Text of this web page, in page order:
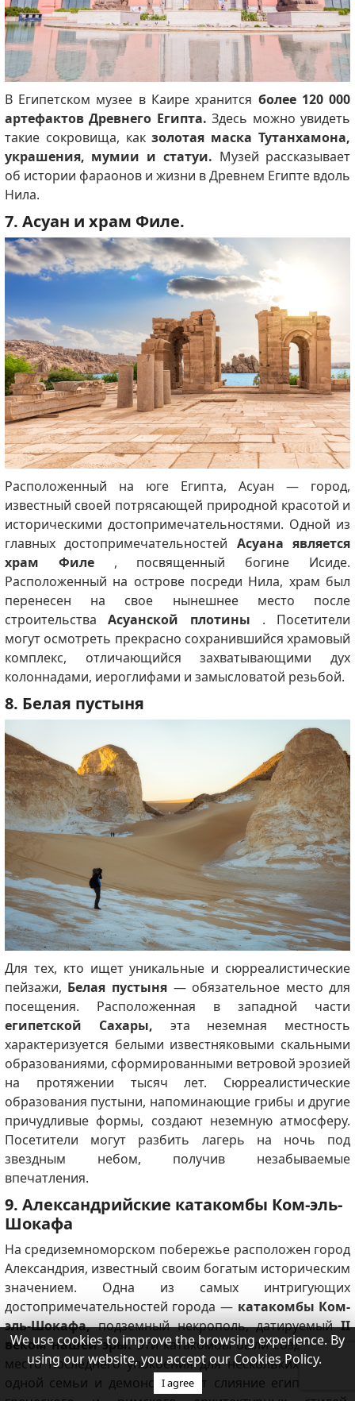
В Египетском музее в Каире хранится более 120 000
артефактов Древнего Египта. Здесь можно увидеть
такие сокровища, какзолотая маска Тутанхамона,
украшения, мумии и статуи. Музей рассказывает
об истории фараонов и жизни в Древнем Египте вдоль
Нила.
7. Асуан и храм Филе.
Расположенный на юге Египта, Асуан — город,
известный своей потрясающей природной красотой и
историческими достопримечательностями. Одной из
главных достопримечательностей Асуана является
храм Филе, посвященный богине Исиде.
Расположенный на острове посреди Нила, храм был
перенесен на свое нынешнее место после
строительстваАсуанской плотины . Посетители
могут осмотреть прекрасно сохранившийся храмовый
комплекс, отличающийся захватывающими дух
колоннадами, иероглифами и замысловатой резьбой.
8. Белая пустыня
Для тех, кто ищет уникальные и сюрреалистические
пейзажи, Белая пустыня— обязательное место для
посещения. Расположенная в западной части
египетской Сахары, эта неземная местность
характеризуется белыми известняковыми скальными
образованиями, сформированными ветровой эрозией
на протяжении тысяч лет. Сюрреалистические
образования пустыни, напоминающие грибы и другие
причудливые формы, создают неземную атмосферу.
Посетители могут разбить лагерь на ночь под
звездным небом, получив незабываемые
впечатления.
9. Александрийские катакомбы Ком-эль-
Шокафа
На средиземноморском побережье расположен город
Александрия, известный своим богатым историческим
значением. Одна из самых интригующих
достопримечательностей города — катакомбы Ком-
эль-Шокафа,подземный некрополь, датируемыйII
веком нашей эры.Эти катакомбы были созданы как
место последнего упокоения для нескольких членов
одной семьи и демонстрируют слияние египетского,
We use cookies to improve the browsing experience. By
using our website, you accept our Cookies Policy.
I agree